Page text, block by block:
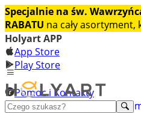
Specjalnie na św.
RABATU na cały asortyment,
Holyart APP
App Store
Play Store
Pomoc i Kontakty
+48 222 922 860
Odkryj